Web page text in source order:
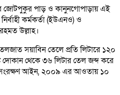
জোটপুকুর পাড় ও কানুনগোপাড়ায় এই
কর্মকর্তা (ইউএনও) ও
উল্লাহ।
সয়াবিন তেলে প্রতি লিটারে ১২০
দোকান থেকে ৩৬ লিটার তেল জব্দ করে
সংরক্ষণ আইন, ২০০৯ এর আওতায় ১০